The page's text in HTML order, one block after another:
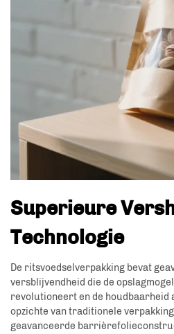
Superieure
Technologie
De ritsvoedselverpakking bevat
versblijvendheid die de
revolutioneert en de houdbaarheid
opzichte van traditionele
geavanceerde